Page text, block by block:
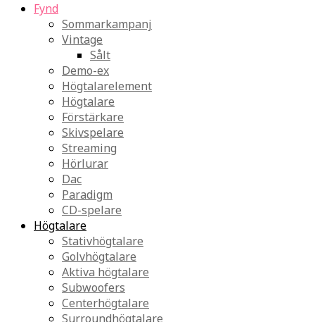
Fynd
Sommarkampanj
Vintage
Sålt
Demo-ex
Högtalarelement
Högtalare
Förstärkare
Skivspelare
Streaming
Hörlurar
Dac
Paradigm
CD-spelare
Högtalare
Stativhögtalare
Golvhögtalare
Aktiva högtalare
Subwoofers
Centerhögtalare
Surroundhögtalare